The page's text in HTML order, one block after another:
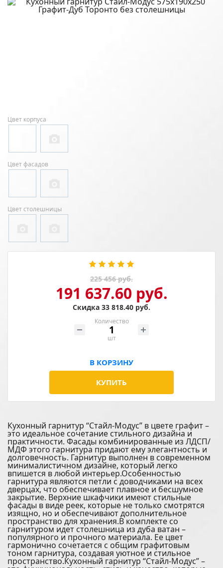
Цвет корпуса
Цвет фасадов
Цвет столешницы
225 456 руб.
191 637.60 руб.
Скидка 33 818.40 руб.
Количество
шт
В КОРЗИНУ
КУПИТЬ
Кухонный гарнитур “Стайл-Модус” в цвете графит –
это идеальное сочетание стильного дизайна и
практичности. Фасады комбинированные из ЛДСП/
МДФ этого гарнитура придают ему элегантность и
долговечность. Гарнитур выполнен в современном
минималистичном дизайне, который легко
впишется в любой интерьер.Особенностью
гарнитура являются петли с доводчиками на всех
дверцах, что обеспечивает плавное и бесшумное
закрытие. Верхние шкафчики имеют стильные
фасады в виде реек, которые не только смотрятся
изящно, но и обеспечивают дополнительное
пространство для хранения.В комплекте со
гарнитуром идет столешница из дуба ватан –
популярного и прочного материала. Ее цвет
гармонично сочетается с общим графитовым
тоном гарнитура, создавая уютное и стильное
пространство.Кухонный гарнитур “Стайл-Модус” –